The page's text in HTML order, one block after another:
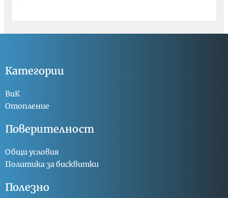
Категории
ВиК
Отопление
Поверителност
Общи условия
Политика за бисквитки
Полезно